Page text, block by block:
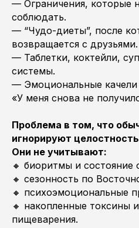
— Ограничения, которые
соблюдать.
— “Чудо-диеты”, после
возвращается с друзьями.
— Таблетки, коктейли,
системы.
— Эмоциональные качели
«У меня снова не
Проблема в том, что
игнорируют
Они не учитывают:
🔸 биоритмы и состояние
🔸 сезонность по
🔸 психоэмоциональные
🔸 накопленные токсины
пищеварения.